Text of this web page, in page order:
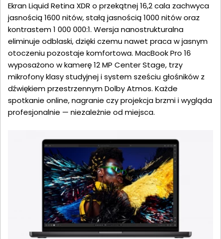
Ekran Liquid Retina XDR o przekątnej 16,2 cala zachwyca
jasnością 1600 nitów, stałą jasnością 1000 nitów oraz
kontrastem 1 000 000:1. Wersja nanostrukturalna
eliminuje odblaski, dzięki czemu nawet praca w jasnym
otoczeniu pozostaje komfortowa. MacBook Pro 16
wyposażono w kamerę 12 MP Center Stage, trzy
mikrofony klasy studyjnej i system sześciu głośników z
dźwiękiem przestrzennym Dolby Atmos. Każde
spotkanie online, nagranie czy projekcja brzmi i wygląda
profesjonalnie — niezależnie od miejsca.